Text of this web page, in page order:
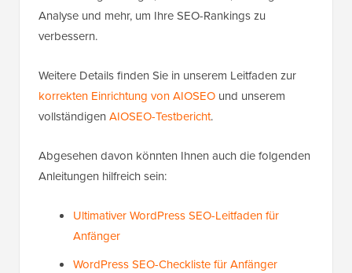
Analyse und mehr, um Ihre SEO-Rankings zu
verbessern.
Weitere Details finden Sie in unserem Leitfaden zur
korrekten Einrichtung von AIOSEO und unserem
vollständigen AIOSEO-Testbericht.
Abgesehen davon könnten Ihnen auch die folgenden
Anleitungen hilfreich sein:
Ultimativer WordPress SEO-Leitfaden für
Anfänger
WordPress SEO-Checkliste für Anfänger